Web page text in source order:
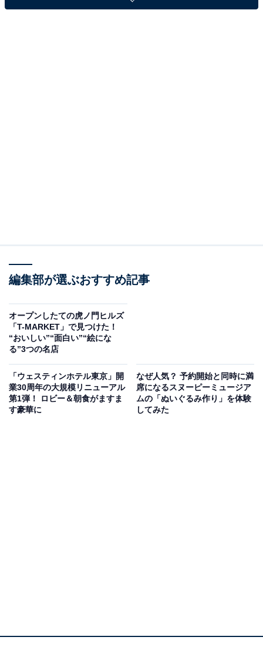
ホテルがあるのはもともと新聞社だった場所。館内のアートも新聞や出版を
イメージさせるものが多く、子どもも興味津々
驚愕（きょうがく）！ 時間制限がない
編集部が選ぶおすすめ記事
オープンしたての虎ノ門ヒルズ
「T-MARKET」で見つけた！
“おいしい”“面白い”“絵にな
る”3つの名店
「ウェスティンホテル東京」開
業30周年の大規模リニューアル
第1弾！ ロビー＆朝食がますま
す豪華に
なぜ人気？ 予約開始と同時に満
席になるスヌーピーミュージア
ムの「ぬいぐるみ作り」を体験
してみた